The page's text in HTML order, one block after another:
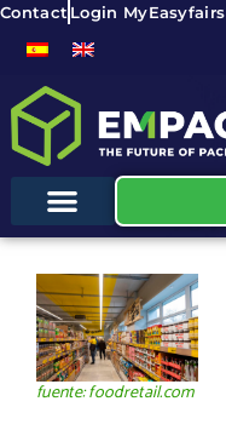
Contact Login MyEasyfairs
fuente: foodretail.com